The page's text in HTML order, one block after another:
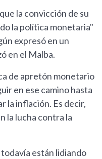
la convicción de su
la política monetaria"
expresó en un
en el Malba.
de apretón monetario
en ese camino hasta
la inflación. Es decir,
la lucha contra la
están lidiando